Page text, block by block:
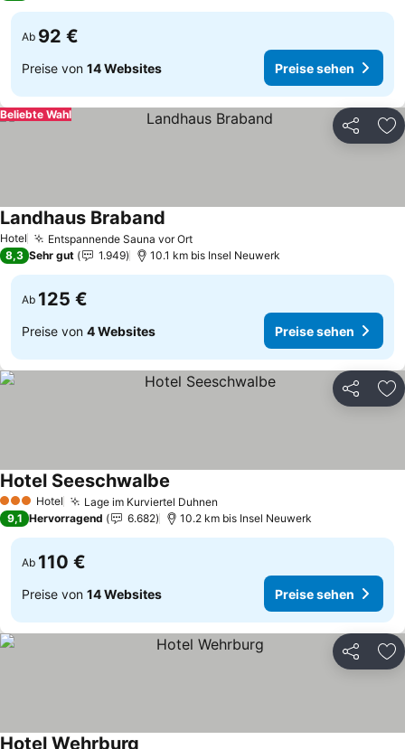
Ab 92 €
Preise von 14 Websites Preise sehen
Teilen
Beliebte Wahl
Hotel Entspannende Sauna vor OrtPreise sehen
Landhaus Braband
8,3 Sehr gut 1.949 10.1 km bis Insel Neuwerk
Ab 125 €
Preise von 4 Websites Preise sehen
Teilen
3 SterneHotel Lage im Kurviertel Duhnen
Hotel Seeschwalbe
9,1 Hervorragend 6.682 10.2 km bis Insel Neuwerk
Ab 110 €
Preise von 14 Websites Preise sehen
Teilen
Hotel Wehrburg